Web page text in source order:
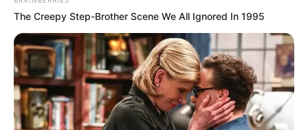
Region Flechtlinger Höhenzug : Ausflugsziele und
Freizeitangebote für Kinder und Schüler um Ummendorf,
Sommersdorf, Wefensleben, Marienborn, Alleringersleben
und Morsleben, bei denen bei einem Familienausflug die
Eltern mit ihren Kindern bzw. die Großeltern mit ihren
Enkeln garantiert viel erleben. Außerdem dient die Seite
als Informationsplattform für Lehrer und Erzieher, da die
The Creepy Step-Brother Scene We All Ignored In 1995